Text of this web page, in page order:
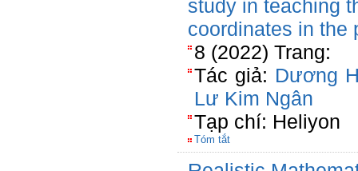
study in teaching
coordinates in the
8 (2022) Trang:
Tác giả: Dương
Lư Kim Ngân
Tạp chí: Heliyon
Tóm tắt